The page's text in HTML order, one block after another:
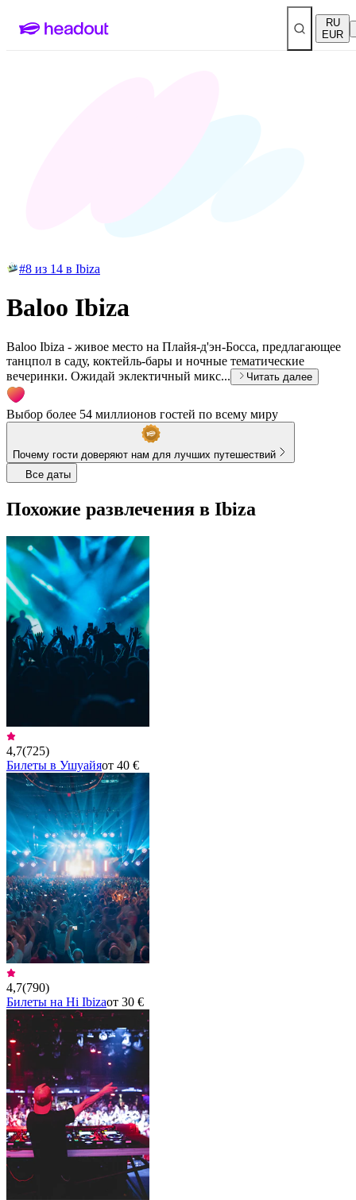
RU
EUR
#8 из 14 в Ibiza
Baloo Ibiza
Baloo Ibiza - живое место на Плайя-д'эн-Босса, предлагающее
танцпол в саду, коктейль-бары и ночные тематические
вечеринки. Ожидай эклектичный микс...
Читать далее
Выбор более 54 миллионов гостей по всему миру
Почему гости доверяют нам для лучших путешествий
Все даты
Похожие развлечения в Ibiza
4,7(725)
Билеты в Ушуайяот 40 €
4,7(790)
Билеты на Hi Ibizaот 30 €